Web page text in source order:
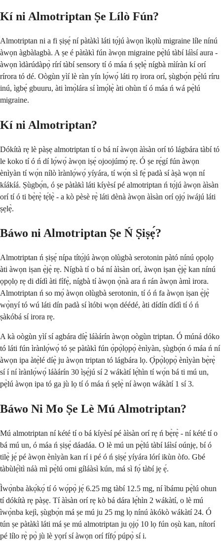
Kí ni Almotriptan Ṣe Lílò Fún?
Almotriptan ni a fi ṣiṣẹ́ ní pàtàkì láti tọ́jú àwọn ìkọlù migraine líle nínú
àwọn àgbàlagbà. A ṣe é pàtàkì fún àwọn migraine pẹ̀lú tàbí láìsí aura -
àwọn ìdàrúdàpọ̀ rírí tàbí sensory tí ó máa ń ṣẹlẹ̀ nígbà mìíràn kí orí
rírora tó dé. Oògùn yìí lè ràn yín lọ́wọ́ láti rọ irora orí, ṣùgbọ́n pẹ̀lú ríru
inú, ìgbẹ́ gbuuru, àti ìmọ̀lára sí ìmọ́lẹ̀ àti ohùn tí ó máa ń wá pẹ̀lú
migraine.
Kí ni Almotriptan?
Dókítà rẹ lè pàṣẹ almotriptan tí o bá ní àwọn àìsàn orí tó lágbára tàbí tó
le koko tí ó ń dí lọ́wọ́ àwọn iṣẹ́ ojoojúmọ́ rẹ. Ó ṣe rẹ́gí fún àwọn
ènìyàn tí wọ́n nílò ìrànlọ́wọ́ yíyára, tí wọ́n sì fẹ́ padà sí àṣà wọn ní
kíákíá. Ṣùgbọ́n, ó ṣe pàtàkì láti kíyèsí pé almotriptan ń tọ́jú àwọn àìsàn
orí tí ó ti bẹ̀rẹ̀ tẹ́lẹ̀ - a kò pèsè rẹ̀ láti dènà àwọn àìsàn orí ọjọ́ iwájú láti
ṣẹlẹ̀.
Báwo ni Almotriptan Ṣe Ń Ṣiṣẹ́?
Almotriptan ń ṣiṣẹ́ nípa títọ́jú àwọn olùgbà serotonin pàtó nínú ọpọlọ
àti àwọn iṣan ẹ̀jẹ̀ rẹ. Nígbà tí o bá ní àìsàn orí, àwọn iṣan ẹ̀jẹ̀ kan nínú
ọpọlọ rẹ di dídì àti fífẹ̀, nígbà tí àwọn ọ̀nà ara ń rán àwọn àmì irora.
Almotriptan ń so mọ́ àwọn olùgbà serotonin, tí ó ń fa àwọn iṣan ẹ̀jẹ̀
wọ̀nyí tó wú láti dín padà sí ìtóbi wọn déédé, àti dídín dídì tí ó ń
ṣàkóbá sí irora rẹ.
A kà oògùn yìí sí agbára díẹ̀ láàárín àwọn oògùn triptan. Ó múná dóko
tó láti fún ìrànlọ́wọ́ tó ṣe pàtàkì fún ọ̀pọ̀lọpọ̀ ènìyàn, ṣùgbọ́n ó máa ń ní
àwọn ipa àtẹ̀lé díẹ̀ ju àwọn triptan tó lágbára lọ. Ọ̀pọ̀lọpọ̀ ènìyàn bẹ̀rẹ̀
sí í ní ìrànlọ́wọ́ láàárín 30 ìṣẹ́jú sí 2 wákàtí lẹ́hìn tí wọ́n bá ti mú un,
pẹ̀lú àwọn ipa tó ga jù lọ tí ó máa ń ṣẹlẹ̀ ní àwọn wákàtí 1 sí 3.
Báwo Ni Mo Ṣe Lè Mú Almotriptan?
Mú almotriptan ní kété tí o bá kíyèsí pé àìsàn orí rẹ ń bẹ̀rẹ̀ - ní kété tí o
bá mú un, ó máa ń ṣiṣẹ́ dáadáa. O lè mú un pẹ̀lú tàbí láìsí oúnjẹ, bí ó
tilẹ̀ jẹ́ pé àwọn ènìyàn kan rí i pé ó ń ṣiṣẹ́ yíyára lórí ikùn òfo. Gbé
tàbùlẹ́ìtì náà mì pẹ̀lú omi gíláàsì kún, má sì fọ́ tàbí jẹ ẹ́.
Ìwọ̀nba àkọ́kọ́ tí ó wọ́pọ̀ jẹ́ 6.25 mg tàbí 12.5 mg, ní ìbámu pẹ̀lú ohun
tí dókítà rẹ pàṣẹ. Tí àìsàn orí rẹ kò bá dára lẹ́hìn 2 wákàtí, o lè mú
ìwọ̀nba kejì, ṣùgbọ́n má ṣe mú ju 25 mg lọ nínú àkókò wákàtí 24. Ó
tún ṣe pàtàkì láti má ṣe mú almotriptan ju ọjọ́ 10 lọ fún oṣù kan, nítorí
pé lílo rẹ̀ pọ̀ jù lè yọrí sí àwọn orí fífọ́ púpọ̀ sí i.